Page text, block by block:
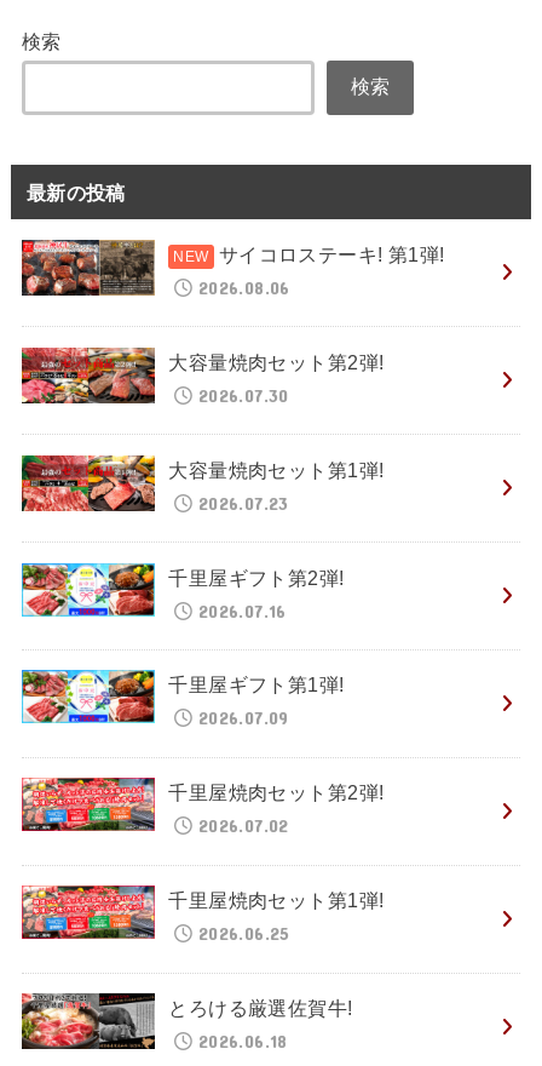
検索
検索
最新の投稿
サイコロステーキ! 第1弾!
2026.08.06
大容量焼肉セット第2弾!
2026.07.30
大容量焼肉セット第1弾!
2026.07.23
千里屋ギフト第2弾!
2026.07.16
千里屋ギフト第1弾!
2026.07.09
千里屋焼肉セット第2弾!
2026.07.02
千里屋焼肉セット第1弾!
2026.06.25
とろける厳選佐賀牛!
2026.06.18